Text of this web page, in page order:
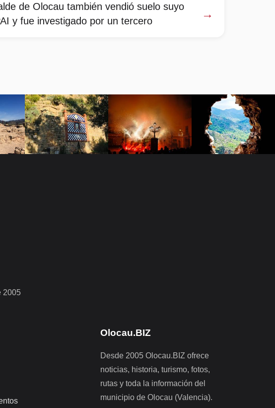
de Olocau también vendió suelo suyo
y fue investigado por un tercero
→
2005
Olocau.BIZ
Desde 2005 Olocau.BIZ ofrece
noticias, historia, turismo, fotos,
rutas y toda la información del
municipio de Olocau (Valencia).